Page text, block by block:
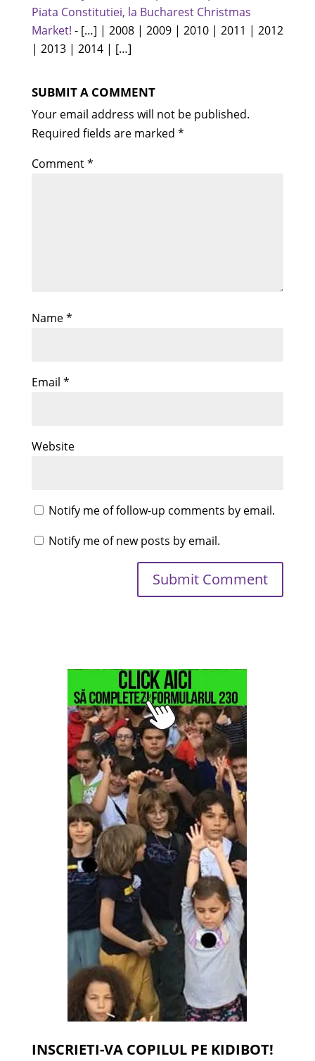
Piata Constitutiei, la Bucharest Christmas
Market! - […] | 2008 | 2009 | 2010 | 2011 | 2012
| 2013 | 2014 | […]
SUBMIT A COMMENT
Your email address will not be published.
Required fields are marked *
Comment*
Name*
Email *
Website
Notify me of follow-up comments by email.
Notify me of new posts by email.
INSCRIETI-VA COPILUL PE KIDIBOT!